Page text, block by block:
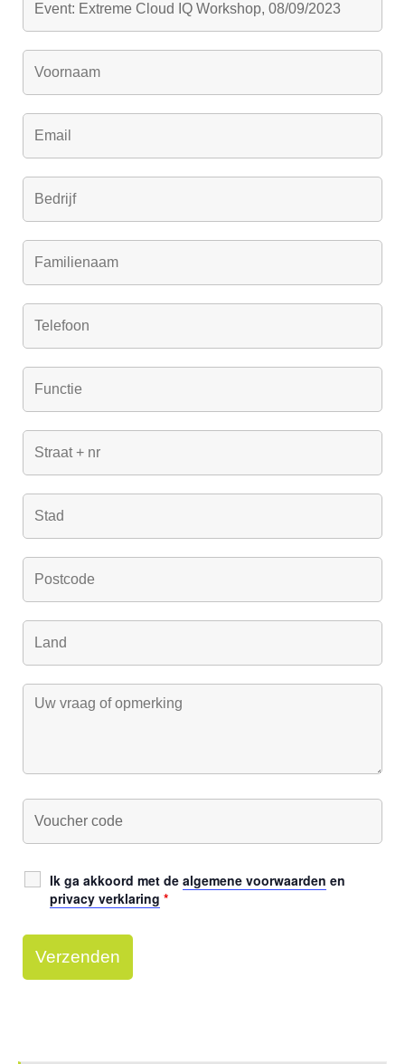
Ik ga akkoord met de algemene voorwaarden en
privacy verklaring *